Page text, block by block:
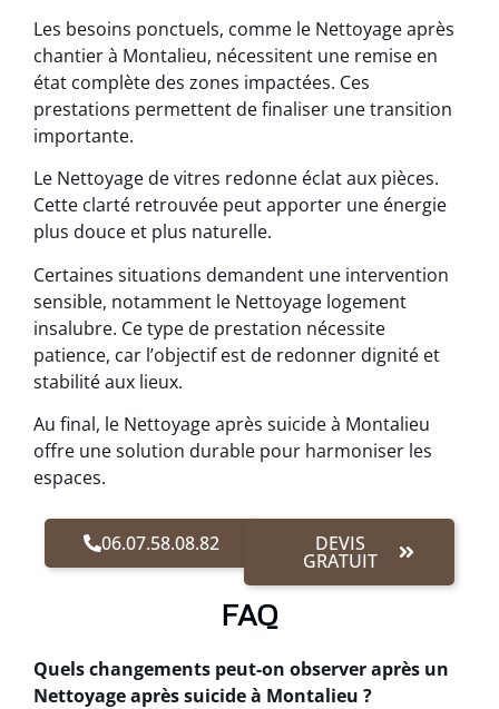
Les besoins ponctuels, comme le Nettoyage après
chantier à Montalieu, nécessitent une remise en
état complète des zones impactées. Ces
prestations permettent de finaliser une transition
importante.
Le Nettoyage de vitres redonne éclat aux pièces.
Cette clarté retrouvée peut apporter une énergie
plus douce et plus naturelle.
Certaines situations demandent une intervention
sensible, notamment le Nettoyage logement
insalubre. Ce type de prestation nécessite
patience, car l’objectif est de redonner dignité et
stabilité aux lieux.
Au final, le Nettoyage après suicide à Montalieu
offre une solution durable pour harmoniser les
espaces.
06.07.58.08.82 DEVIS
GRATUIT
FAQ
Quels changements peut-on observer après un
Nettoyage après suicide à Montalieu ?